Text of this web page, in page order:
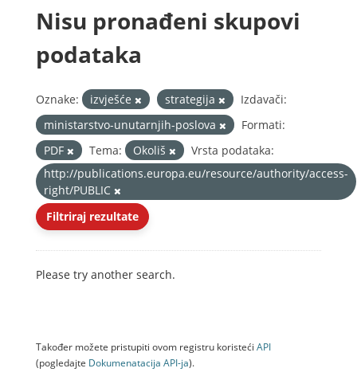
Nisu pronađeni skupovi
podataka
Oznake: izvješće strategija
Izdavači:
ministarstvo-unutarnjih-poslova
Formati:
PDF
Tema: Okoliš
Vrsta podataka:
http://publications.europa.eu/resource/authority/access-
right/PUBLIC
Filtriraj rezultate
Please try another search.
Također možete pristupiti ovom registru koristeći API
(pogledajte Dokumenаtаcijа API-jа).